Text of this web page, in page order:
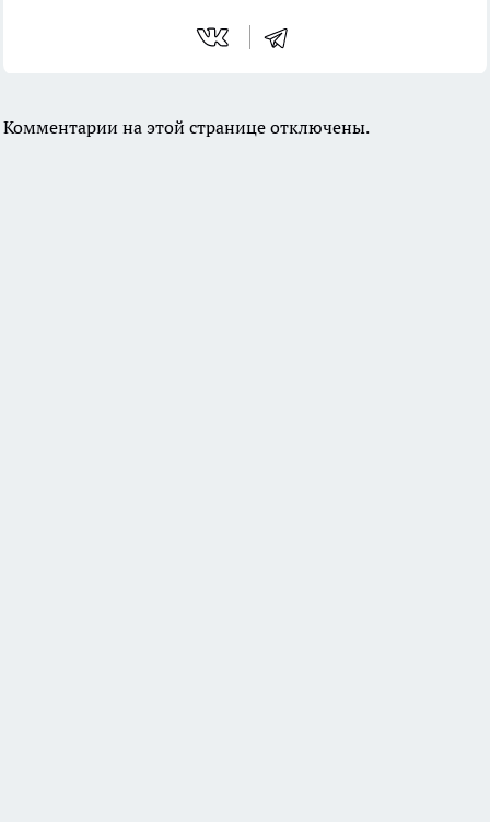
Комментарии на этой странице отключены.